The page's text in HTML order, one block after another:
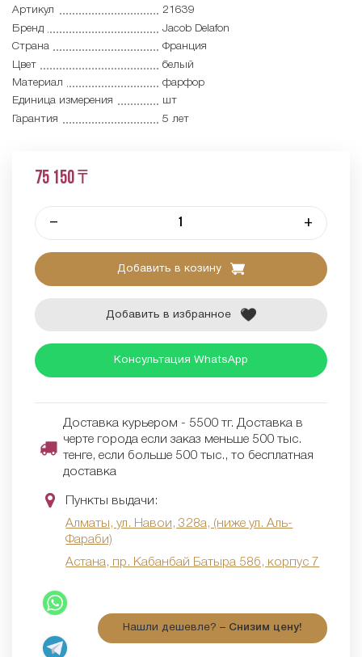
Артикул
21639
Бренд
Jacob Delafon
Страна
Франция
Цвет
белый
Материал
фарфор
Единица измерения
шт
Гарантия
5 лет
75 150 ₸
– +
Добавить в козину
Добавить в избранное
Консультация WhatsApp
Доставка курьером - 5500 тг. Доставка в
черте города если заказ меньше 500 тыс.
тенге, если больше 500 тыс., то бесплатная
доставка
Пункты выдачи:
Алматы, ул. Навои, 328а, (ниже ул. Аль-
Фараби)
Астана, пр. Кабанбай Батыра 58б, корпус 7
Нашли дешевле? – Снизим цену!